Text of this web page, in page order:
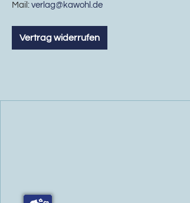
Mail: verlag@kawohl.de
Vertrag widerrufen